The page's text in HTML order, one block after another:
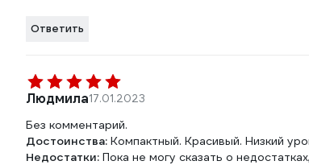
Ответить
Людмила17.01.2023
Без комментарий.
Достоинства: Компактный. Красивый. Низкий
Недостатки: Пока не могу сказать о